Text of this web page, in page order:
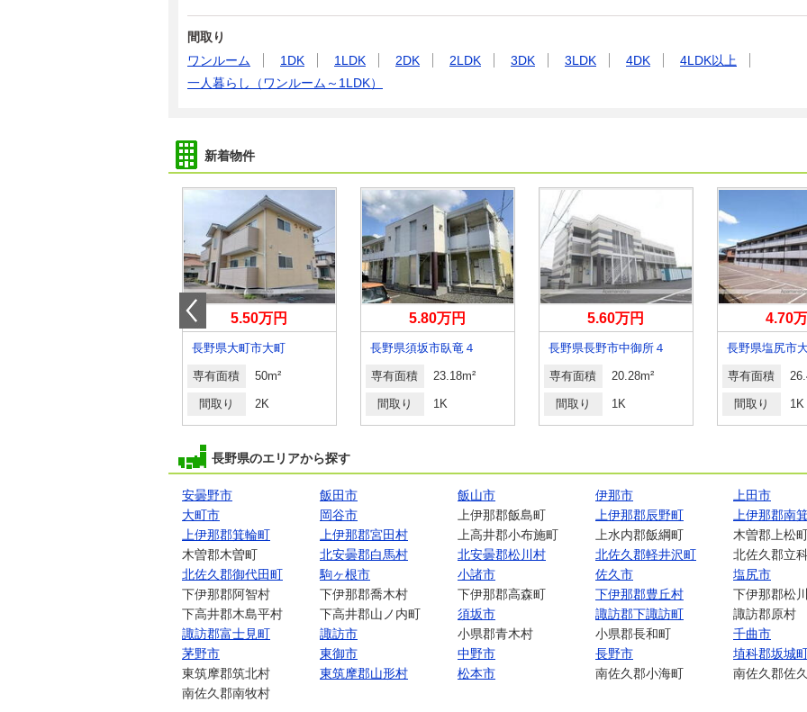
間取り
ワンルーム
1DK 1LDK 2DK 2LDK 3DK 3LDK 4DK
4LDK以上
一人暮らし（ワンルーム～1LDK）
新着物件
5.50万円
長野県大町市大町
専有面積 50m²
間取り 2K
5.80万円
長野県須坂市臥竜４
専有面積 23.18m²
間取り 1K
5.60万円
長野県長野市中御所４
専有面積 20.28m²
間取り 1K
4.70
専有面積
間取り 1K
長野県のエリアから探す
安曇野市 飯田市 飯山市 伊那市
上田市
大町市
岡谷市 上伊那郡飯島町 上伊那郡辰野町
上伊那郡南
上伊那郡箕輪町
上伊那郡宮田村 上高井郡小布施町 上水内郡飯綱町
木曽郡上松
木曽郡木曽町
北安曇郡白馬村 北安曇郡松川村 北佐久郡軽井沢町
北佐久郡立
北佐久郡御代田町
駒ヶ根市 小諸市 佐久市
塩尻市
下伊那郡阿智村
下伊那郡喬木村 下伊那郡高森町 下伊那郡豊丘村
下伊那郡松
下高井郡木島平村
下高井郡山ノ内町 須坂市 諏訪郡下諏訪町
諏訪郡原村
諏訪郡富士見町
諏訪市 小県郡青木村 小県郡長和町
千曲市
茅野市
東御市 中野市 長野市
埴科郡坂城
東筑摩郡筑北村
東筑摩郡山形村 松本市 南佐久郡小海町
南佐久郡佐
南佐久郡南牧村